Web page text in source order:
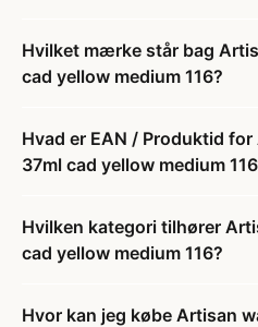
Hvilket mærke står bag
cad yellow medium 116?
Hvad er EAN / Produktid
37ml cad yellow medium
Hvilken kategori tilhører
cad yellow medium 116?
Hvor kan jeg købe Artisan